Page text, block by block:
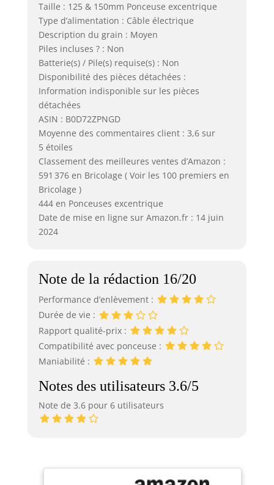
Taille : 125 & 150mm Ponceuse excentrique
Type d’alimentation : Câble électrique
Description du grain : Moyen
Piles incluses ? : Non
Batterie(s) / Pile(s) requise(s) : Non
Disponibilité des pièces détachées :
Information indisponible sur les pièces
détachées
ASIN : B0D72ZPNGD
Moyenne des commentaires client : 3,6 sur
5 étoiles
Classement des meilleures ventes d’Amazon :
591 376 en Bricolage ( Voir les 100 premiers en
Bricolage )
444 en Ponceuses excentrique
Date de mise en ligne sur Amazon.fr : 14 juin
2024
Note de la rédaction 16/20
Performance d’enlèvement :
Durée de vie :
Rapport qualité-prix :
Compatibilité avec ponceuse :
Maniabilité :
Notes des utilisateurs 3.6/5
Note de 3.6 pour 6 utilisateurs